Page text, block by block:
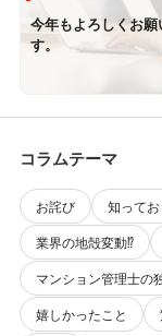
今年もよろしくお願
す。
コラムテーマ
お詫び 知って
業界の地殻変動⁉️
マンション管理士の
嬉しかったこと